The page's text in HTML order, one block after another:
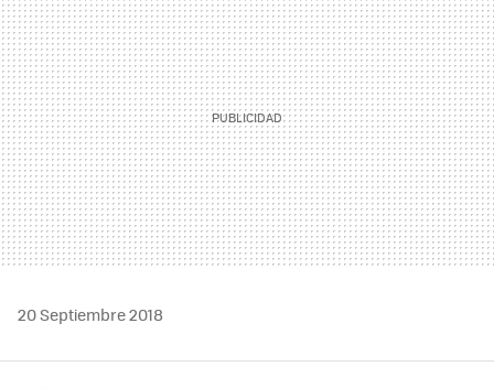
20 Septiembre 2018